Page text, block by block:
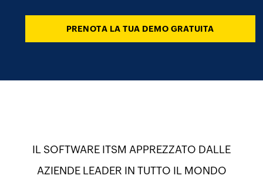
IL SOFTWARE ITSM APPREZZATO DALLE
AZIENDE LEADER IN TUTTO IL MONDO